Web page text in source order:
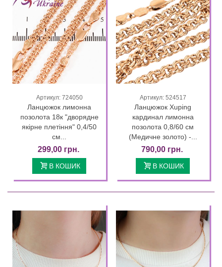
Артикул: 724050
Ланцюжок лимонна
позолота 18к "дворядне
якірне плетіння" 0,4/50
см...
299,00 грн.
В КОШИК
Артикул: 524517
Ланцюжок Xuping
кардинал лимонна
позолота 0,8/60 см
(Медичне золото) -...
790,00 грн.
В КОШИК